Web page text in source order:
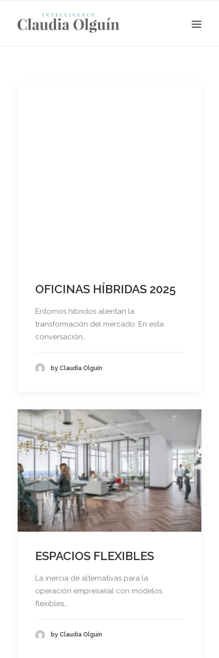
OFICINAS HÍBRIDAS 2025
Entornos híbridos alientan la
transformación del mercado. En esta
conversación…
by Claudia Olguín
ESPACIOS FLEXIBLES
La inercia de alternativas para la
operación empresarial con modelos
flexibles…
by Claudia Olguín